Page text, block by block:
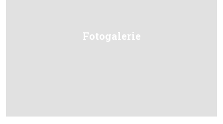
Fotogalerie